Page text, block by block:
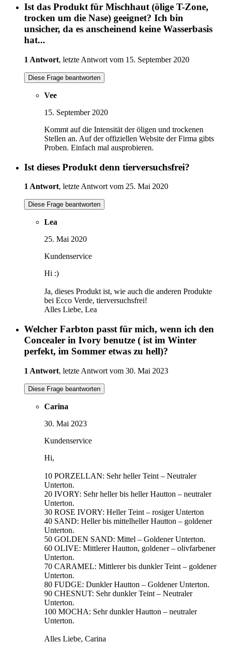
Ist das Produkt für Mischhaut (ölige T-Zone,
trocken um die Nase) geeignet? Ich bin
unsicher, da es anscheinend keine Wasserbasis
hat...
1 Antwort, letzte Antwort vom 15. September 2020
Diese Frage beantworten
Vee
15. September 2020
Kommt auf die Intensität der öligen und trockenen
Stellen an. Auf der offiziellen Website der Firma gibts
Proben. Einfach mal ausprobieren.
Ist dieses Produkt denn tierversuchsfrei?
1 Antwort, letzte Antwort vom 25. Mai 2020
Diese Frage beantworten
Lea
25. Mai 2020
Kundenservice
Hi :)
Ja, dieses Produkt ist, wie auch die anderen Produkte
bei Ecco Verde, tierversuchsfrei!
Alles Liebe, Lea
Welcher Farbton passt für mich, wenn ich den
Concealer in Ivory benutze ( ist im Winter
perfekt, im Sommer etwas zu hell)?
1 Antwort, letzte Antwort vom 30. Mai 2023
Diese Frage beantworten
Carina
30. Mai 2023
Kundenservice
Hi,
10 PORZELLAN: Sehr heller Teint – Neutraler
Unterton.
20 IVORY: Sehr heller bis heller Hautton – neutraler
Unterton.
30 ROSE IVORY: Heller Teint – rosiger Unterton
40 SAND: Heller bis mittelheller Hautton – goldener
Unterton.
50 GOLDEN SAND: Mittel – Goldener Unterton.
60 OLIVE: Mittlerer Hautton, goldener – olivfarbener
Unterton.
70 CARAMEL: Mittlerer bis dunkler Teint – goldener
Unterton.
80 FUDGE: Dunkler Hautton – Goldener Unterton.
90 CHESNUT: Sehr dunkler Teint – Neutraler
Unterton.
100 MOCHA: Sehr dunkler Hautton – neutraler
Unterton.
Alles Liebe, Carina